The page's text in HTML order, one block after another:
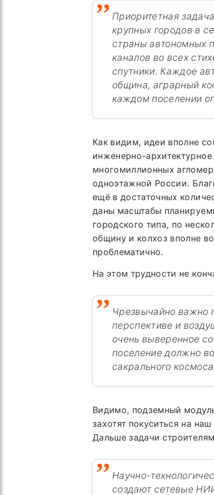
Приоритетная
крупных городов в
страны автономных
каналов во всех
спутники. Каждое
община, аграрный
каждом поселении
Как видим, идеи вполне
инженерно-
многомиллионных
одноэтажной России.
ещё в достаточных
даны масштабы
городского типа, по
общину и колхоз вполне
проблематично.
На этом трудности не
Чрезвычайно важно
перспективе и
очень выверенное
поселение должно
сакрального
Видимо, подземный
захотят покуситься на
Дальше задачи
Научно-
создают сетевые